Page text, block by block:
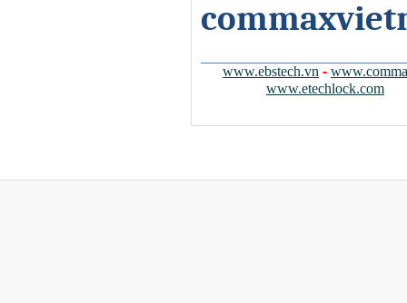
www.ebstech.vn -
www.etechlock.com